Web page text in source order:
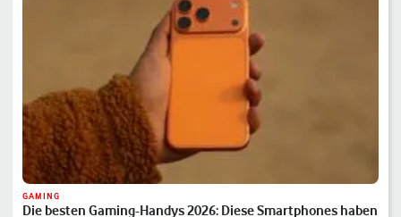
GAMING
Die besten Gaming-Handys 2026: Diese Smartphones haben